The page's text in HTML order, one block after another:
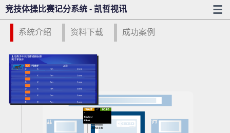
竞技体操比赛记分系统 - 凯哲视讯
系统介绍 资料下载 成功案例